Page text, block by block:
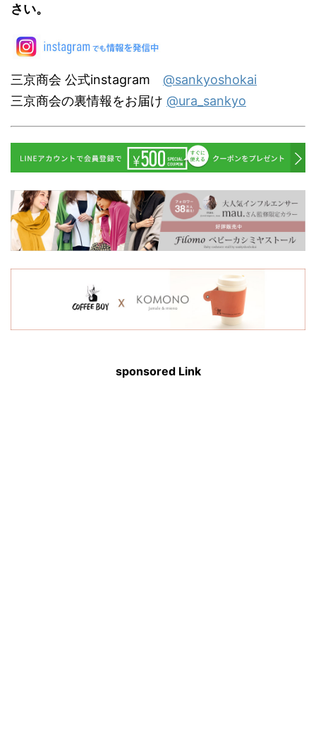
さい。
三京商会 公式instagram @sankyoshokai
三京商会の裏情報をお届け @ura_sankyo
sponsored Link